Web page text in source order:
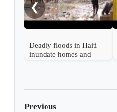
❮
Deadly floods in Haiti
inundate homes and
Previous